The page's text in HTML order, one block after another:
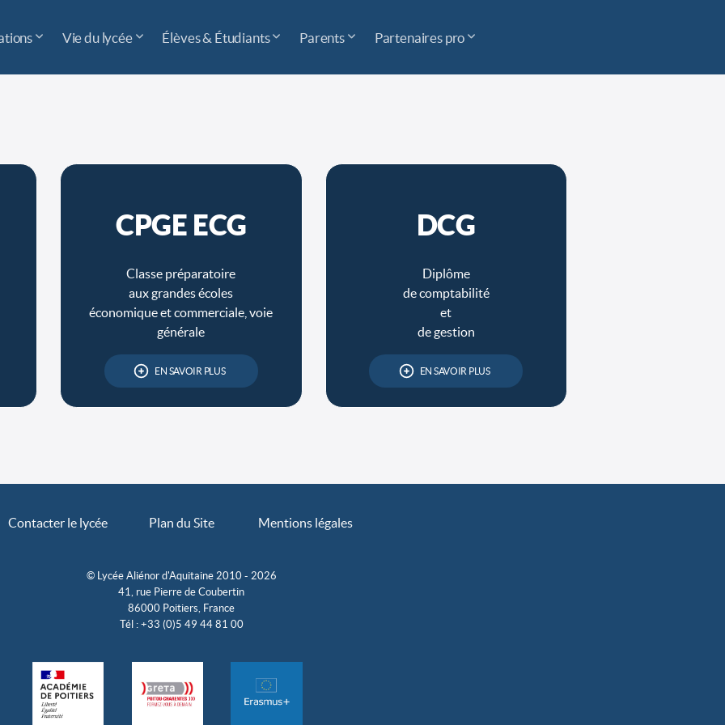
Vie du lycée Élèves & Étudiants Parents Partenaires pro
CPGE ECG
Classe préparatoire
aux grandes écoles
économique et commerciale, voie
générale
EN SAVOIR PLUS
DCG
Diplôme
de comptabilité
et
de gestion
EN SAVOIR PLUS
Contacter le lycée Plan du Site Mentions légales
© Lycée Aliénor d'Aquitaine 2010 - 2026
41, rue Pierre de Coubertin
86000 Poitiers, France
Tél : +33 (0)5 49 44 81 00